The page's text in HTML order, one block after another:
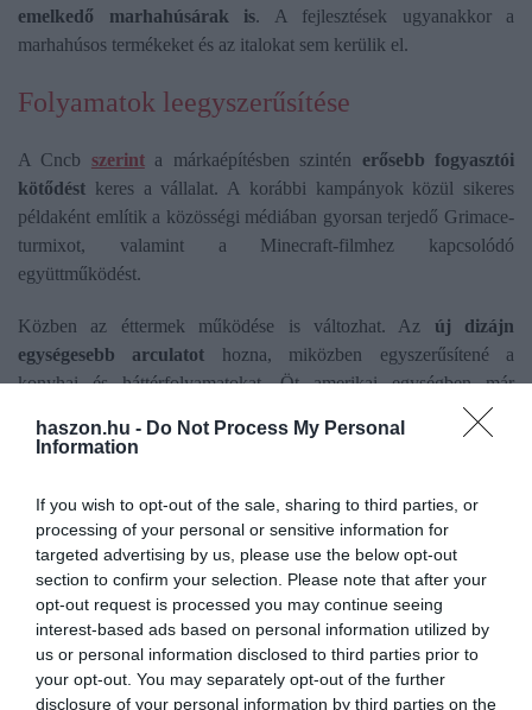
haszon.hu - Do Not Process My Personal
Information
If you wish to opt-out of the sale, sharing to third parties, or
processing of your personal or sensitive information for
targeted advertising by us, please use the below opt-out
section to confirm your selection. Please note that after your
opt-out request is processed you may continue seeing
interest-based ads based on personal information utilized by
us or personal information disclosed to third parties prior to
your opt-out. You may separately opt-out of the further
disclosure of your personal information by third parties on the
emelkedő marhahúsárak is. A fejlesztések ugyanakkor a
marhahúsos termékeket és az italokat sem kerülik el.
Folyamatok leegyszerűsítése
A Cncb szerinta márkaépítésben szintén erősebb fogyasztói
kötődést keres a vállalat. A korábbi kampányok közül sikeres
példaként említik a közösségi médiában gyorsan terjedő Grimace-
turmixot, valamint a Minecraft-filmhez kapcsolódó
együttműködést.
Közben az éttermek működése is változhat. Az új dizájn
egységesebb arculatot hozna, miközben egyszerűsítené a
konyhai és háttérfolyamatokat. Öt amerikai egységben már
automatizált rendelésfelvételi
rendszert, amely a monoton feladatok egy részét leveheti a
tart, ahol a stratégia pénzügyi céljait és további részleteit is
bemutatják.
Olvasd el ezt is!
Trumpéknál árat csökkent a McDonald's - vajon